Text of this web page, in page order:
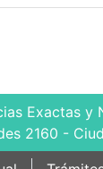
Exactas y
2160 -